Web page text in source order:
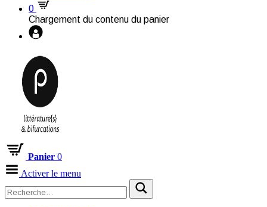
0
Chargement du contenu du panier
Panier 0
Activer le menu